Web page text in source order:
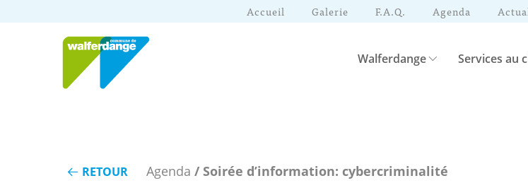
Accueil Galerie F.A.Q. Agenda
Walferdange Services au
RETOUR Agenda / Soirée d’information: cybercriminalité